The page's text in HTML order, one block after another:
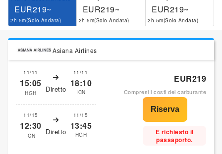
EUR219~
2h 5m(Solo Andata)
EUR219~
2h 5m(Solo Andata)
EUR219~
2h 5m(Solo Andata)
Asiana Airlines
11/11
15:05
HGH Diretto
11/11
18:10
ICN
11/15
12:30
ICN Diretto
11/15
13:45
HGH
EUR219
Compresi i costi del carburante
È richiesto il
passaporto.